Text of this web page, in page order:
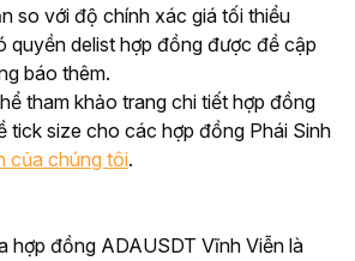
so với độ chính xác giá tối thiểu
quyền delist hợp đồng được đề cập
báo thêm.
tham khảo trang chi tiết hợp đồng
tick size cho các hợp đồng Phái Sinh
của chúng tôi.
hợp đồng ADAUSDT Vĩnh Viễn là